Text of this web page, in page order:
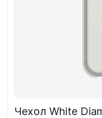
Чехол White